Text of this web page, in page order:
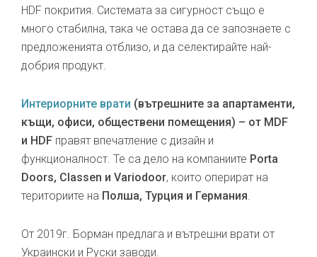
HDF покрития. Системата за сигурност също е
много стабилна, така че остава да се запознаете с
предложенията отблизо, и да селектирайте най-
добрия продукт.
Интериорните врати (вътрешните за апартаменти,
къщи, офиси, обществени помещения) – от MDF
и HDF правят впечатление с дизайн и
функционалност. Те са дело на компаниите Porta
Doors, Classen и Variodoor, които оперират на
териториите на Полша, Турция и Германия.
От 2019г. Борман предлага и вътрешни врати от
Украински и Руски заводи.